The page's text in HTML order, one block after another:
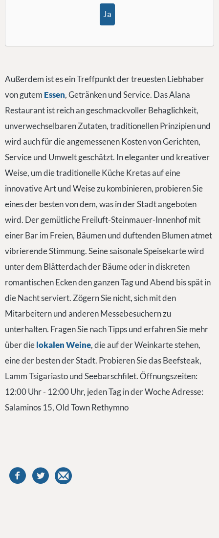
Ja
Außerdem ist es ein Treffpunkt der treuesten Liebhaber
von gutem Essen, Getränken und Service. Das Alana
Restaurant ist reich an geschmackvoller Behaglichkeit,
unverwechselbaren Zutaten, traditionellen Prinzipien und
wird auch für die angemessenen Kosten von Gerichten,
Service und Umwelt geschätzt. In eleganter und kreativer
Weise, um die traditionelle Küche Kretas auf eine
innovative Art und Weise zu kombinieren, probieren Sie
eines der besten von dem, was in der Stadt angeboten
wird. Der gemütliche Freiluft-Steinmauer-Innenhof mit
einer Bar im Freien, Bäumen und duftenden Blumen atmet
vibrierende Stimmung. Seine saisonale Speisekarte wird
unter dem Blätterdach der Bäume oder in diskreten
romantischen Ecken den ganzen Tag und Abend bis spät in
die Nacht serviert. Zögern Sie nicht, sich mit den
Mitarbeitern und anderen Messebesuchern zu
unterhalten. Fragen Sie nach Tipps und erfahren Sie mehr
über dielokalen Weine, die auf der Weinkarte stehen,
eine der besten der Stadt. Probieren Sie das Beefsteak,
Lamm Tsigariasto und Seebarschfilet. Öffnungszeiten:
12:00 Uhr - 12:00 Uhr, jeden Tag in der Woche Adresse:
Salaminos 15, Old Town Rethymno